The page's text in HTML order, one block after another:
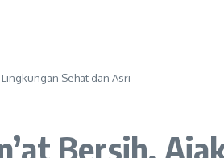
Sehat dan Asri
Bersih,